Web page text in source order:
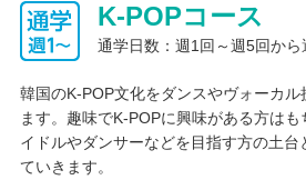
一般入試の他、総合型選抜と学校推薦型
います。３年間を見越した進路スケジュ
ています。芸術系コンテスト各種への出
等、さまざまな体験を通した総合的な学
ムがあり、総合型選抜や学校推薦型選
を1年生初期から開始することができま
K-POPコース
通学日数：週1回～週5回から
韓国のK-POP文化をダンスやヴォーカル
ます。趣味でK-POPに興味がある方は
イドルやダンサーなどを目指す方の土台
ていきます。